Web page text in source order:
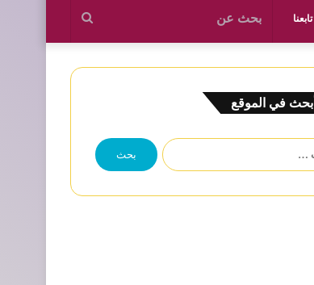
بحث
عن
تابعنا
أبحث في الموقع
البحث
عن: